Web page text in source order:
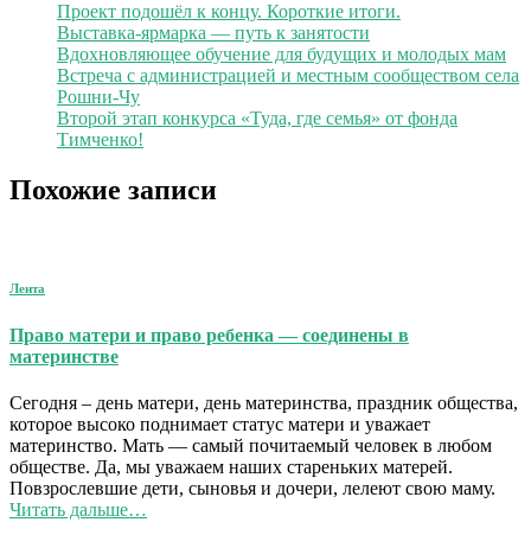
Проект подошёл к концу. Короткие итоги.
Выставка-ярмарка — путь к занятости
Вдохновляющее обучение для будущих и молодых мам
Встреча с администрацией и местным сообществом села
Рошни-Чу
Второй этап конкурса «Туда, где семья» от фонда
Тимченко!
Похожие записи
Лента
Право матери и право ребенка — соединены в
материнстве
Сегодня – день матери, день материнства, праздник общества,
которое высоко поднимает статус матери и уважает
материнство. Мать — самый почитаемый человек в любом
обществе. Да, мы уважаем наших стареньких матерей.
Повзрослевшие дети, сыновья и дочери, лелеют свою маму.
Читать дальше…